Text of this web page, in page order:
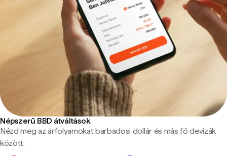
Népszerű BBD átváltások
Nézd meg az árfolyamokat barbadosi dollár és más fő devizák
között.